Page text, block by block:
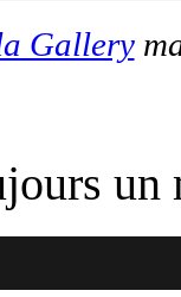
Gallery
un